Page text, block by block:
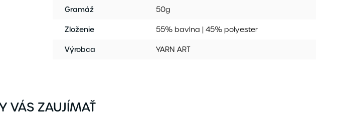
Gramáž
50g
Zloženie
55% bavlna | 45% polyester
Výrobca
YARN ART
VÁS ZAUJÍMAŤ